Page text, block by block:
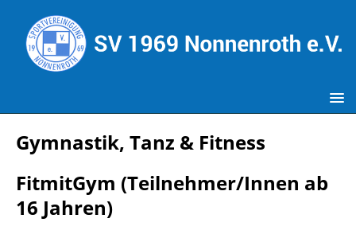
Gymnastik, Tanz & Fitness
FitmitGym (Teilnehmer/Innen ab
16 Jahren)